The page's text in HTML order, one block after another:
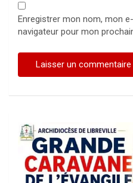
Enregistrer mon nom, mon
navigateur pour mon